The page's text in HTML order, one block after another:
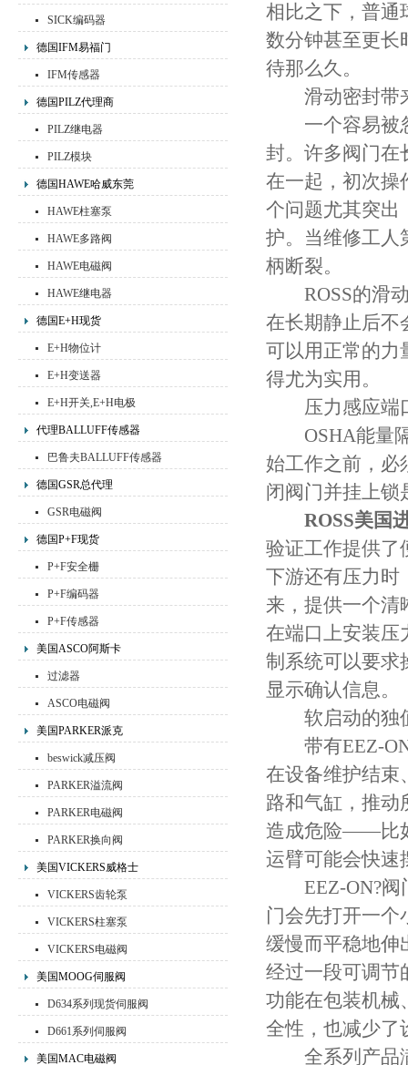
SICK编码器
德国IFM易福门
IFM传感器
德国PILZ代理商
PILZ继电器
PILZ模块
德国HAWE哈威东莞
HAWE柱塞泵
HAWE多路阀
HAWE电磁阀
HAWE继电器
德国E+H现货
E+H物位计
E+H变送器
E+H开关,E+H电极
代理BALLUFF传感器
巴鲁夫BALLUFF传感器
德国GSR总代理
GSR电磁阀
德国P+F现货
P+F安全栅
P+F编码器
P+F传感器
美国ASCO阿斯卡
过滤器
ASCO电磁阀
美国PARKER派克
beswick减压阀
PARKER溢流阀
PARKER电磁阀
PARKER换向阀
美国VICKERS威格士
VICKERS齿轮泵
VICKERS柱塞泵
VICKERS电磁阀
美国MOOG伺服阀
D634系列现货伺服阀
D661系列伺服阀
美国MAC电磁阀
相比之下，普通
数分钟甚至更长
待那么久。
滑动密封带
一个容易被忽
封。许多阀门
在一起，初次操
个问题尤其突出
护。当维修工人
柄断裂。
ROSS的滑动
在长期静止后不
可以用正常的力
得尤为实用。
压力感应端
OSHA能量隔
始工作之前，必
闭阀门并挂上锁
ROSS美国
验证工作提供
下游还有压力时
来，提供一个清
在端口上安装压
制系统可以要求
显示确认信息。
软启动的独
带有EEZ-ON?
在设备维护结束
路和气缸，推动
造成危险——比
运臂可能会快速
EEZ-ON?阀
门会先打开一
缓慢而平稳地伸
经过一段可调节
功能在包装机械
全性，也减少了
全系列产品